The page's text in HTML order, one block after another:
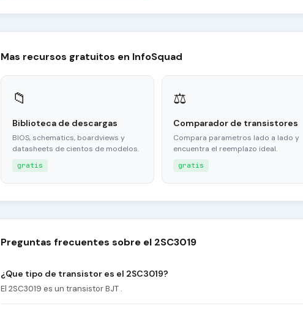
Mas recursos gratuitos en InfoSquad
📁
Biblioteca de descargas
BIOS, schematics, boardviews y
datasheets de cientos de modelos.
gratis
⚖
Comparador de transistores
Compara parametros lado a lado y
encuentra el reemplazo ideal.
gratis
Preguntas frecuentes sobre el 2SC3019
¿Que tipo de transistor es el 2SC3019?
El 2SC3019 es un transistor BJT .